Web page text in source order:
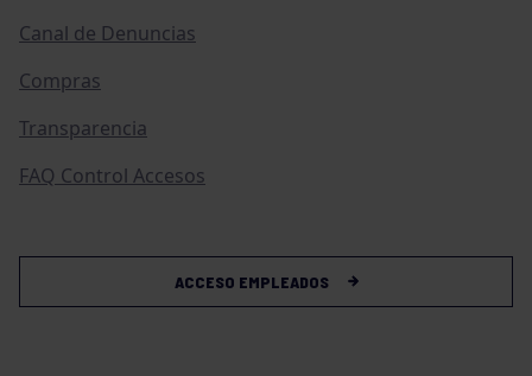
Canal de Denuncias
Compras
Transparencia
FAQ Control Accesos
ACCESO EMPLEADOS